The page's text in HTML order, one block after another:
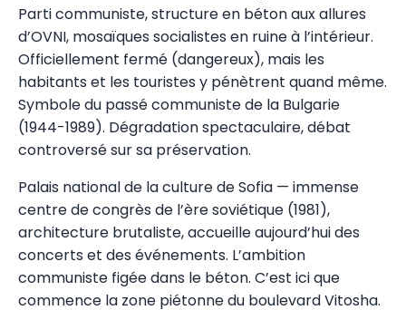
Parti communiste, structure en béton aux allures
d’OVNI, mosaïques socialistes en ruine à l’intérieur.
Officiellement fermé (dangereux), mais les
habitants et les touristes y pénètrent quand même.
Symbole du passé communiste de la Bulgarie
(1944-1989). Dégradation spectaculaire, débat
controversé sur sa préservation.
Palais national de la culture de Sofia — immense
centre de congrès de l’ère soviétique (1981),
architecture brutaliste, accueille aujourd’hui des
concerts et des événements. L’ambition
communiste figée dans le béton. C’est ici que
commence la zone piétonne du boulevard Vitosha.